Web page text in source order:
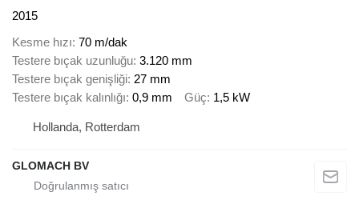
2015
Kesme hızı 70 m/dak
Testere bıçak uzunluğu 3.120 mm
Testere bıçak genişliği 27 mm
Testere bıçak kalınlığı 0,9 mm Güç 1,5 kW
Hollanda, Rotterdam
GLOMACH BV